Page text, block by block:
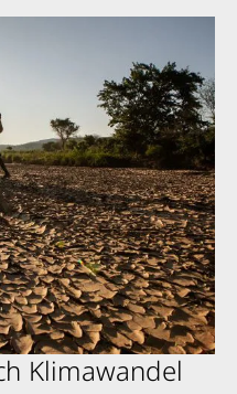
Klimawandel